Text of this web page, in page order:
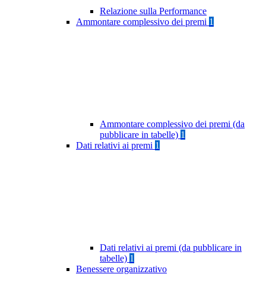
Relazione sulla Performance
Ammontare complessivo dei premi 1
Ammontare complessivo dei premi (da
pubblicare in tabelle) 1
Dati relativi ai premi 1
Dati relativi ai premi (da pubblicare in
tabelle) 1
Benessere organizzativo